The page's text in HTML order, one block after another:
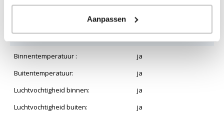
Aanpassen
Meteorologische
functies
Binnentemperatuur :
ja
Buitentemperatuur:
ja
Luchtvochtigheid binnen:
ja
Luchtvochtigheid buiten:
ja